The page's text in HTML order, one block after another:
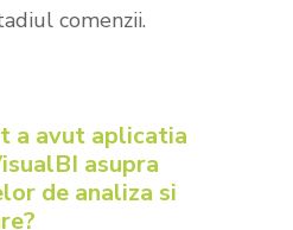
comenzii.
a avut aplicatia
asupra
de analiza si